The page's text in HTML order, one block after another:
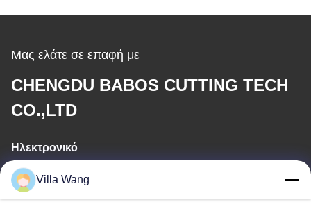
Μας ελάτε σε επαφή με
CHENGDU BABOS CUTTING TECH
CO.,LTD
Ηλεκτρονικό
sales@industrial-cuttingtools.com
Villa Wang